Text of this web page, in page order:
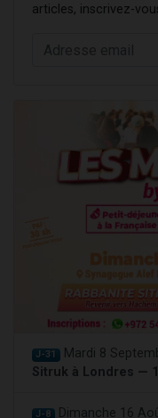
articles, inscrivez-
J-31 Mardi 8
Sitruk à Londres —
J-8 Dimanche 16